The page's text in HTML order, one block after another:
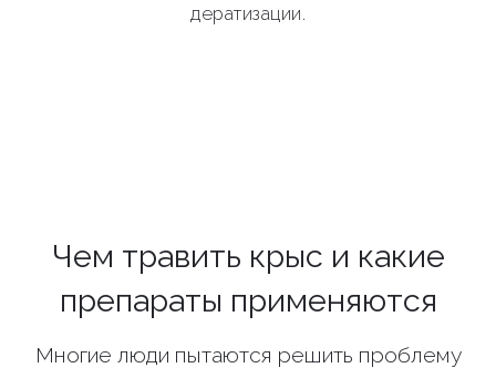
дератизации.
Чем травить крыс и какие
препараты применяются
Многие люди пытаются решить проблему